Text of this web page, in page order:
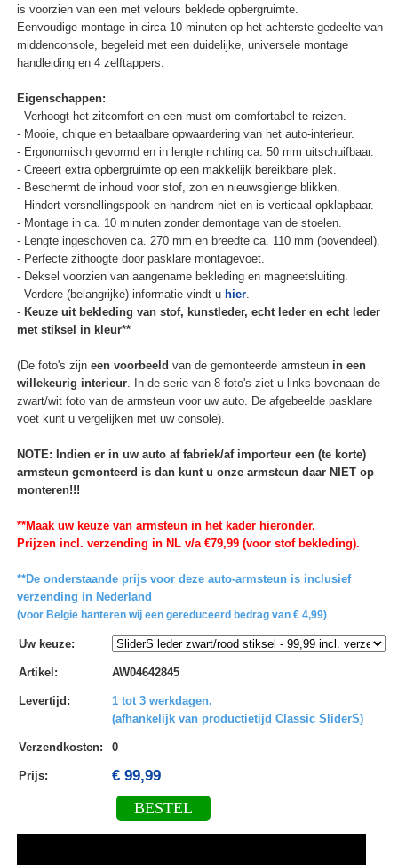
is voorzien van een met velours beklede opbergruimte.
Eenvoudige montage in circa 10 minuten op het achterste gedeelte van
middenconsole, begeleid met een duidelijke, universele montage
handleiding en 4 zelftappers.
Eigenschappen:
- Verhoogt het zitcomfort en een must om comfortabel te reizen.
- Mooie, chique en betaalbare opwaardering van het auto-interieur.
- Ergonomisch gevormd en in lengte richting ca. 50 mm uitschuifbaar.
- Creëert extra opbergruimte op een makkelijk bereikbare plek.
- Beschermt de inhoud voor stof, zon en nieuwsgierige blikken.
- Hindert versnellingspook en handrem niet en is verticaal opklapbaar.
- Montage in ca. 10 minuten zonder demontage van de stoelen.
- Lengte ingeschoven ca. 270 mm en breedte ca. 110 mm (bovendeel).
- Perfecte zithoogte door pasklare montagevoet.
- Deksel voorzien van aangename bekleding en magneetsluiting.
- Verdere (belangrijke) informatie vindt u hier.
- Keuze uit bekleding van stof, kunstleder, echt leder en echt leder
met stiksel in kleur**
(De foto's zijn een voorbeeld van de gemonteerde armsteun in een
willekeurig interieur. In de serie van 8 foto's ziet u links bovenaan de
zwart/wit foto van de armsteun voor uw auto. De afgebeelde pasklare
voet kunt u vergelijken met uw console).
NOTE: Indien er in uw auto af fabriek/af importeur een (te korte)
armsteun gemonteerd is dan kunt u onze armsteun daar NIET op
monteren!!!
**Maak uw keuze van armsteun in het kader hieronder.
Prijzen incl. verzending in NL v/a €79,99 (voor stof bekleding).
**De onderstaande prijs voor deze auto-armsteun is inclusief
verzending in Nederland
(voor Belgie hanteren wij een gereduceerd bedrag van € 4,99)
Uw keuze:
Artikel : AW04642845
Levertijd :
1 tot 3 werkdagen.
(afhankelijk van productietijd Classic SliderS)
Verzendkosten: 0
Prijs: € 99,99
BESTEL